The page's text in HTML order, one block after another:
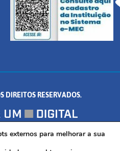
DIREITOS RESERVADOS.
PALMEIRAS, FORMIGA/MG - CEP:
externos para melhorar a sua